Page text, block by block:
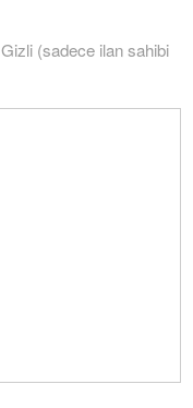
Gizli (sadece ilan sahibi